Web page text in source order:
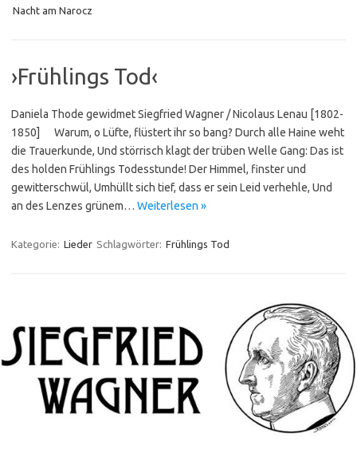
Nacht am Narocz
›Frühlings Tod‹
Daniela Thode gewidmet Siegfried Wagner / Nicolaus Lenau [1802-
1850] Warum, o Lüfte, flüstert ihr so bang? Durch alle Haine weht
die Trauerkunde, Und störrisch klagt der trüben Welle Gang: Das ist
des holden Frühlings Todesstunde! Der Himmel, finster und
gewitterschwül, Umhüllt sich tief, dass er sein Leid verhehle, Und
an des Lenzes grünem… Weiterlesen »
Kategorie: Lieder Schlagwörter: Frühlings Tod